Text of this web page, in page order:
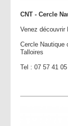
CNT - Cercle
Venez découvrir
Cercle Nautique
Talloires
Tel : 07 57 41